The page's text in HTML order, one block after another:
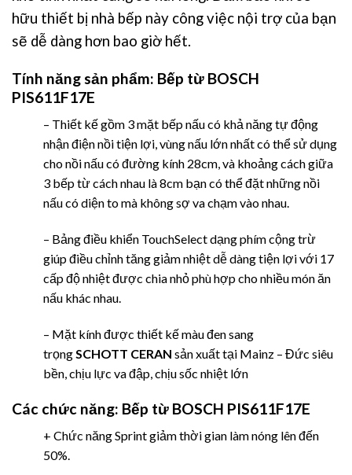
hữu thiết bị nhà bếp này công việc nội trợ của bạn
sẽ dễ dàng hơn bao giờ hết.
Tính năng sản phẩm: Bếp từ BOSCH
PIS611F17E
– Thiết kế gồm 3 mặt bếp nấu có khả năng tự động
nhận điện nồi tiện lợi, vùng nấu lớn nhất có thể sử dụng
cho nồi nấu có đường kính 28cm, và khoảng cách giữa
3 bếp từ cách nhau là 8cm bạn có thể đặt những nồi
nấu có diện to mà không sợ va chạm vào nhau.
– Bảng điều khiển TouchSelect dạng phím cộng trừ
giúp điều chỉnh tăng giảm nhiệt dễ dàng tiện lợi với 17
cấp độ nhiệt được chia nhỏ phù hợp cho nhiều món ăn
nấu khác nhau.
– Mặt kính được thiết kế màu đen sang
trọngSCHOTT CERAN sản xuất tại Mainz – Đức siêu
bền, chịu lực va đập, chịu sốc nhiệt lớn
Các chức năng: Bếp từ BOSCH PIS611F17E
+ Chức năng Sprint giảm thời gian làm nóng lên đến
50%.